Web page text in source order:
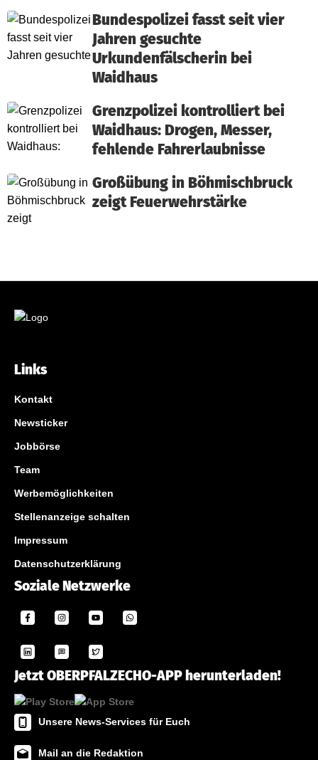
Bundespolizei fasst seit vier
Jahren gesuchte
Urkundenfälscherin bei
Waidhaus
Grenzpolizei kontrolliert bei
Waidhaus: Drogen, Messer,
fehlende Fahrerlaubnisse
Großübung in Böhmischbruck
zeigt Feuerwehrstärke
Links
Kontakt
Newsticker
Jobbörse
Team
Werbemöglichkeiten
Stellenanzeige schalten
Impressum
Datenschutzerklärung
Soziale Netzwerke
Jetzt OBERPFALZECHO-APP herunterladen!
Unsere News-Services für Euch
Mail an die Redaktion